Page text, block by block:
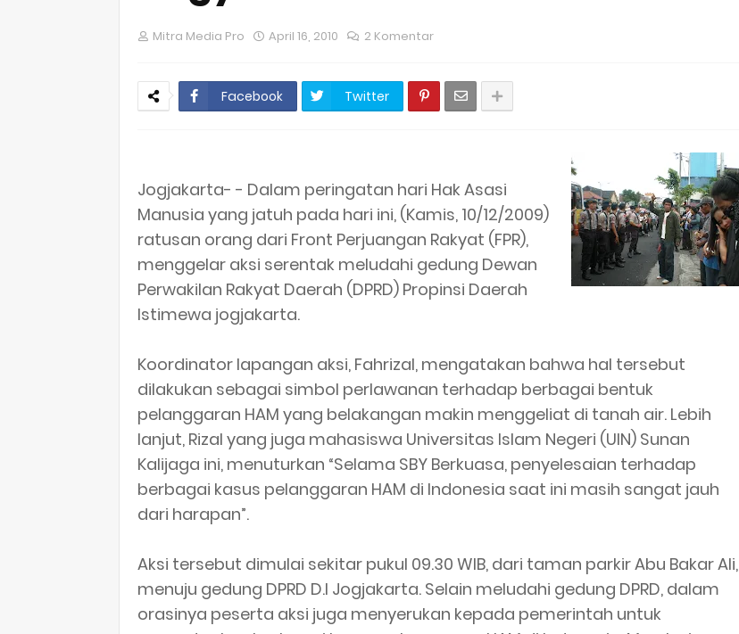
Mitra Media Pro April 16, 2010 2 Komentar
Facebook Twitter
Jogjakarta- - Dalam peringatan hari Hak Asasi
Manusia yang jatuh pada hari ini, (Kamis, 10/12/2009)
ratusan orang dari Front Perjuangan Rakyat (FPR),
menggelar aksi serentak meludahi gedung Dewan
Perwakilan Rakyat Daerah (DPRD) Propinsi Daerah
Istimewa jogjakarta.
Koordinator lapangan aksi, Fahrizal, mengatakan bahwa hal tersebut
dilakukan sebagai simbol perlawanan terhadap berbagai bentuk
pelanggaran HAM yang belakangan makin menggeliat di tanah air. Lebih
lanjut, Rizal yang juga mahasiswa Universitas Islam Negeri (UIN) Sunan
Kalijaga ini, menuturkan “Selama SBY Berkuasa, penyelesaian terhadap
berbagai kasus pelanggaran HAM di Indonesia saat ini masih sangat jauh
dari harapan”.
Aksi tersebut dimulai sekitar pukul 09.30 WIB, dari taman parkir Abu Bakar Ali,
menuju gedung DPRD D.I Jogjakarta. Selain meludahi gedung DPRD, dalam
orasinya peserta aksi juga menyerukan kepada pemerintah untuk